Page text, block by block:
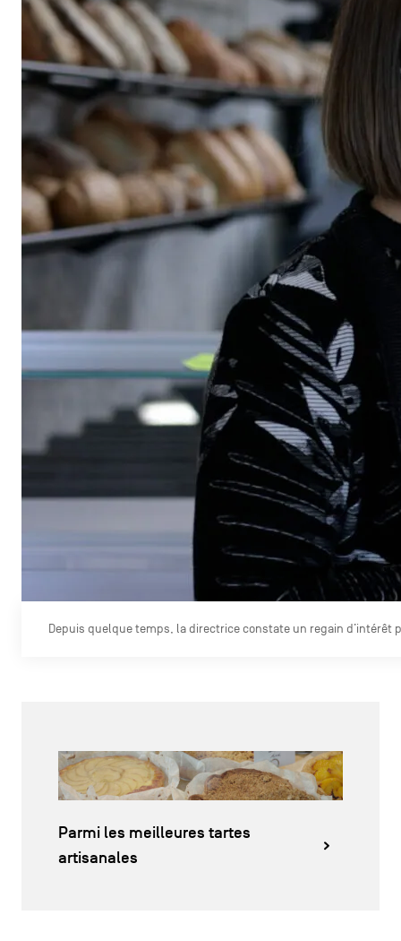
Depuis quelque temps, la directrice constate un regain
Parmi les meilleures tartes
artisanales